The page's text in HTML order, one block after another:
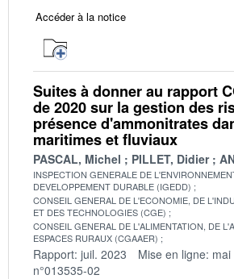
Accéder à la notice
Suites à donner au rapport
de 2020 sur la gestion des
présence d'ammonitrates
maritimes et fluviaux
PASCAL, Michel PILLET, Didier
INSPECTION GENERALE DE
DEVELOPPEMENT DURABLE (IGEDD)
CONSEIL GENERAL DE L'ECONOMIE, DE
ET DES TECHNOLOGIES (CGE)
CONSEIL GENERAL DE L'ALIMENTATION, DE
ESPACES RURAUX (CGAAER)
Rapport: juil. 2023 Mise en ligne:
n°013535-02